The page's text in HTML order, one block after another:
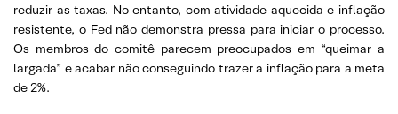
reduzir as taxas. No entanto, com atividade aquecida e inflação
resistente, o Fed não demonstra pressa para iniciar o processo.
Os membros do comitê parecem preocupados em “queimar a
largada” e acabar não conseguindo trazer a inflação para a meta
de 2%.